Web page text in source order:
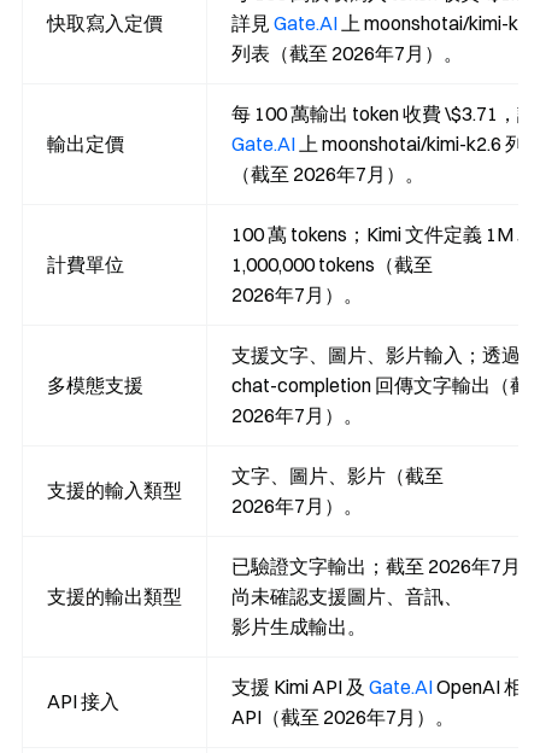
快取寫入定價
詳見 Gate.AI上 moonshotai/kimi-
列表（截至 2026年7月）。
輸出定價
每 100 萬輸出 token 收費 \$3.71，
Gate.AI上 moonshotai/kimi-k2.6 列
（截至 2026年7月）。
計費單位
100 萬 tokens；Kimi 文件定義 1M 為
1,000,000 tokens（截至
2026年7月）。
多模態支援
支援文字、圖片、影片輸入；透過
chat-completion 回傳文字輸出（截
2026年7月）。
支援的輸入類型
文字、圖片、影片（截至
2026年7月）。
支援的輸出類型
已驗證文字輸出；截至 2026年7月，
尚未確認支援圖片、音訊、
影片生成輸出。
API 接入
支援 Kimi API 及 Gate.AIOpenAI 相
API（截至 2026年7月）。